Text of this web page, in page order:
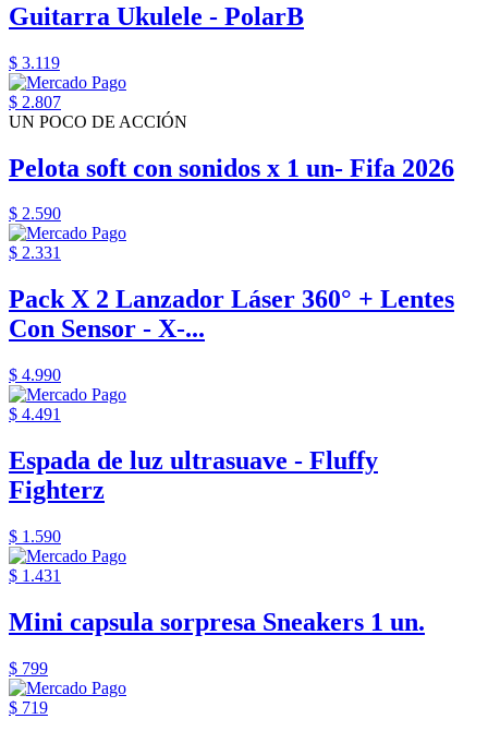
Guitarra Ukulele - PolarB
$ 3.119
$ 2.807
UN POCO DE ACCIÓN
Pelota soft con sonidos x 1 un- Fifa 2026
$ 2.590
$ 2.331
Pack X 2 Lanzador Láser 360° + Lentes
Con Sensor - X-...
$ 4.990
$ 4.491
Espada de luz ultrasuave - Fluffy
Fighterz
$ 1.590
$ 1.431
Mini capsula sorpresa Sneakers 1 un.
$ 799
$ 719